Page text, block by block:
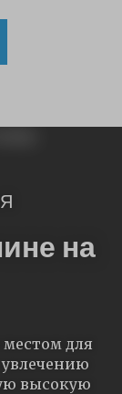
на
для
увлечению
высокую